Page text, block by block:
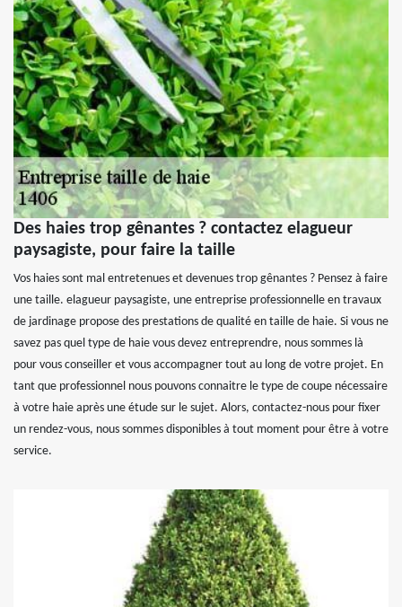
Des haies trop gênantes ? contactez elagueur
paysagiste, pour faire la taille
Vos haies sont mal entretenues et devenues trop gênantes ? Pensez à faire
une taille. elagueur paysagiste, une entreprise professionnelle en travaux
de jardinage propose des prestations de qualité en taille de haie. Si vous ne
savez pas quel type de haie vous devez entreprendre, nous sommes là
pour vous conseiller et vous accompagner tout au long de votre projet. En
tant que professionnel nous pouvons connaitre le type de coupe nécessaire
à votre haie après une étude sur le sujet. Alors, contactez-nous pour fixer
un rendez-vous, nous sommes disponibles à tout moment pour être à votre
service.